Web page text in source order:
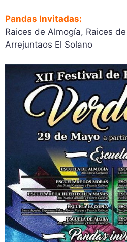
Pandas Invitadas:
Raices de Almogía, Raices
Arrejuntaos El Solano